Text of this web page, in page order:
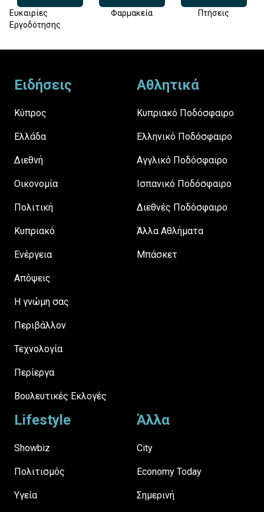
Ευκαιρίες
Εργοδότησης
Φαρμακεία Πτήσεις
Ειδήσεις
Κύπρος
Ελλάδα
Διεθνή
Οικονομία
Πολιτική
Κυπριακό
Ενέργεια
Απόψεις
H γνώμη σας
Περιβάλλον
Τεχνολογία
Περίεργα
Βουλευτικές Εκλογές
Αθλητικά
Κυπριακό Ποδόσφαιρο
Ελληνικό Ποδόσφαιρο
Αγγλικό Ποδόσφαιρο
Ισπανικό Ποδόσφαιρο
Διεθνές Ποδόσφαιρο
Άλλα Αθλήματα
Μπάσκετ
Lifestyle
Showbiz
Πολιτισμός
Υγεία
Άλλα
City
Economy Today
Σημερινή